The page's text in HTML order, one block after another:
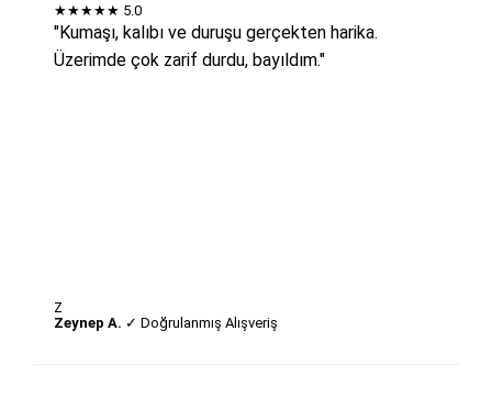
★★★★★ 5.0
"Kumaşı, kalıbı ve duruşu gerçekten harika.
Üzerimde çok zarif durdu, bayıldım."
Z
Zeynep A. ✓ Doğrulanmış Alışveriş